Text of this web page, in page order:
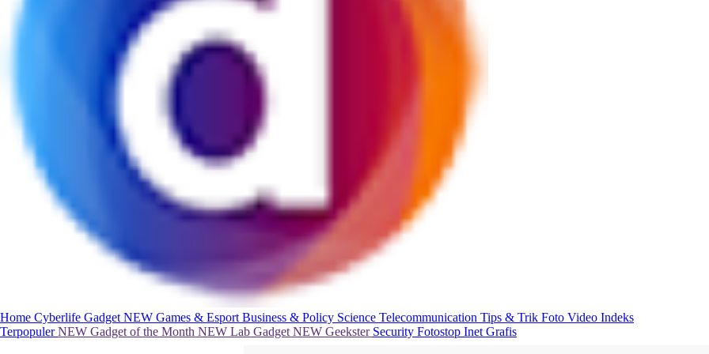
Home Cyberlife Gadget NEW Games & Esport Business & Policy Science Telecommunication Tips & Trik Foto Video Indeks
TerpopulerNEW Gadget of the Month NEW Lab Gadget NEW Geekster Security Fotostop Inet Grafis